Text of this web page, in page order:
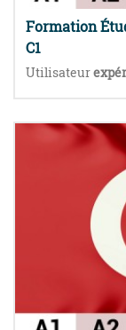
Formation
C1
Utilisateur